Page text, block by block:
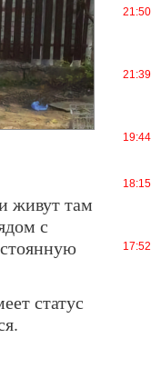
живут там
с
статус
21:50
21:39
19:44
18:15
17:52